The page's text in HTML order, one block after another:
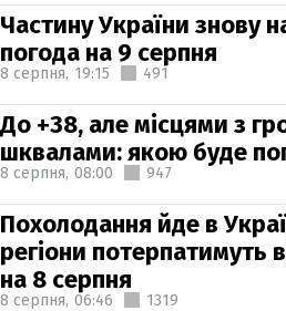
Частину України знову
погода на 9 серпня
8 серпня, 19:15 491
До +38, але місцями з
шквалами: якою буде
8 серпня, 08:00 947
Похолодання йде в
регіони потерпатимуть
на 8 серпня
8 серпня, 06:46 1319